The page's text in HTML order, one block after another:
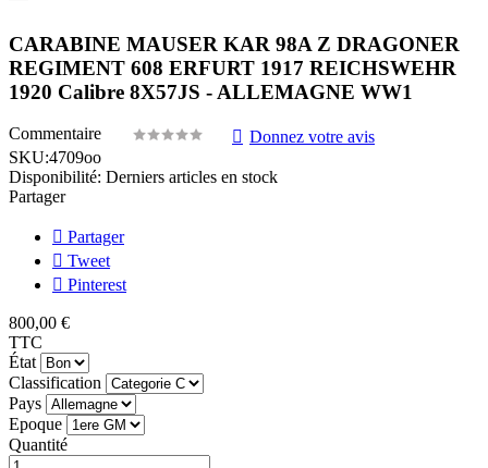
CARABINE MAUSER KAR 98A Z DRAGONER
REGIMENT 608 ERFURT 1917 REICHSWEHR
1920 Calibre 8X57JS - ALLEMAGNE WW1
Commentaire
Donnez votre avis
SKU:4709oo
Disponibilité: Derniers articles en stock
Partager
Partager
Tweet
Pinterest
800,00 €
TTC
État
Classification
Pays
Epoque
Quantité